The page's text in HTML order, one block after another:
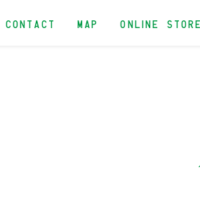
CONTACT MAP ONLINE STORE